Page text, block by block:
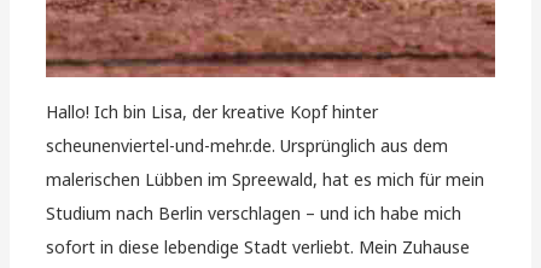
Hallo! Ich bin Lisa, der kreative Kopf hinter
scheunenviertel-und-mehr.de. Ursprünglich aus dem
malerischen Lübben im Spreewald, hat es mich für mein
Studium nach Berlin verschlagen – und ich habe mich
sofort in diese lebendige Stadt verliebt. Mein Zuhause